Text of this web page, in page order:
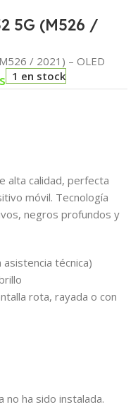
5G (M526 /
/ 2021) – OLED
1 en stock
alta calidad, perfecta
móvil. Tecnología
negros profundos y
asistencia técnica)
rota, rayada o con
no ha sido instalada.